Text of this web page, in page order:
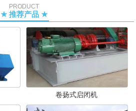
PRODUCT
★ 推荐产品 ★
卷扬式启闭机